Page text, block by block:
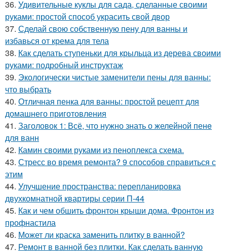
36. Удивительные куклы для сада, сделанные своими
руками: простой способ украсить свой двор
37. Сделай свою собственную пену для ванны и
избавься от крема для тела
38. Как сделать ступеньки для крыльца из дерева своими
руками: подробный инструктаж
39. Экологически чистые заменители пены для ванны:
что выбрать
40. Отличная пенка для ванны: простой рецепт для
домашнего приготовления
41. Заголовок 1: Всё, что нужно знать о желейной пенe
для ванн
42. Камин своими руками из пеноплекса схема.
43. Стресс во время ремонта? 9 способов справиться с
этим
44. Улучшение пространства: перепланировка
двухкомнатной квартиры серии П-44
45. Как и чем обшить фронтон крыши дома. Фронтон из
профнастила
46. Может ли краска заменить плитку в ванной?
47. Ремонт в ванной без плитки. Как сделать ванную